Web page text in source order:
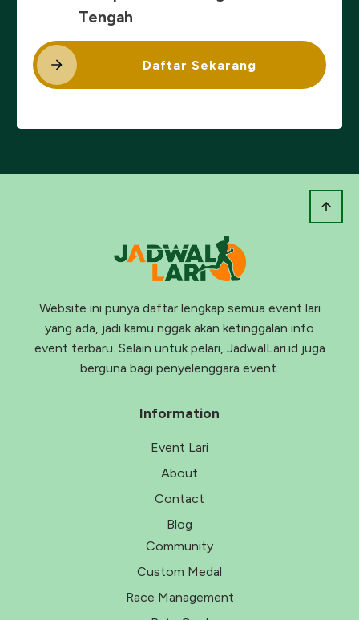
Tengah
Daftar Sekarang
Website ini punya daftar lengkap semua event lari
yang ada, jadi kamu nggak akan ketinggalan info
event terbaru. Selain untuk pelari, JadwalLari.id juga
berguna bagi penyelenggara event.
Information
Event Lari
About
Contact
Blog
Community
Custom Medal
Race Management